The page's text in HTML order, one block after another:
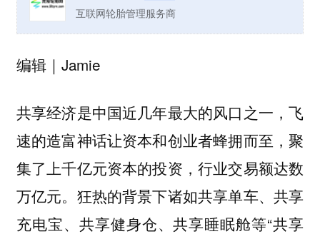
互联网轮胎管理服务商
编辑｜Jamie
共享经济是中国近几年最大的风口之一，飞
速的造富神话让资本和创业者蜂拥而至，聚
集了上千亿元资本的投资，行业交易额达数
万亿元。狂热的背景下诸如共享单车、共享
充电宝、共享健身仓、共享睡眠舱等“共享